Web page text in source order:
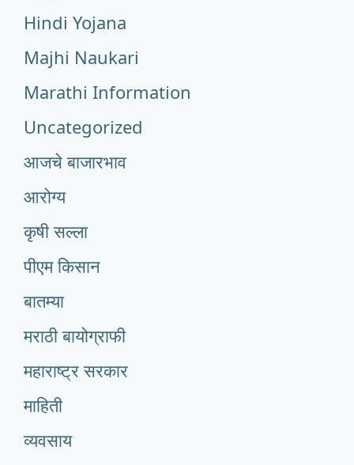
Hindi Yojana
Majhi Naukari
Marathi Information
Uncategorized
आजचे बाजारभाव
आरोग्य
कृषी सल्ला
पीएम किसान
बातम्या
मराठी बायोग्राफी
महाराष्ट्र सरकार
माहिती
व्यवसाय